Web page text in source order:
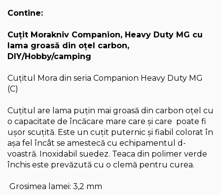
Contine:
Cuţit Morakniv Companion, Heavy Duty MG cu
lama groasă din oţel carbon,
DIY/Hobby/camping
Cuţitul Mora din seria Companion Heavy Duty MG
(C)
Cuţitul are lama puţin mai groasă din carbon oţel cu
o capacitate de încăcare mare care şi care poate fi
uşor scuţită. Este un cuţit puternic şi fiabil colorat în
aşa fel încât se amestecă cu echipamentul d-
voastră. Inoxidabil suedez. Teaca din polimer verde
închis este prevăzută cu o clemă pentru curea.
Grosimea lamei: 3,2 mm